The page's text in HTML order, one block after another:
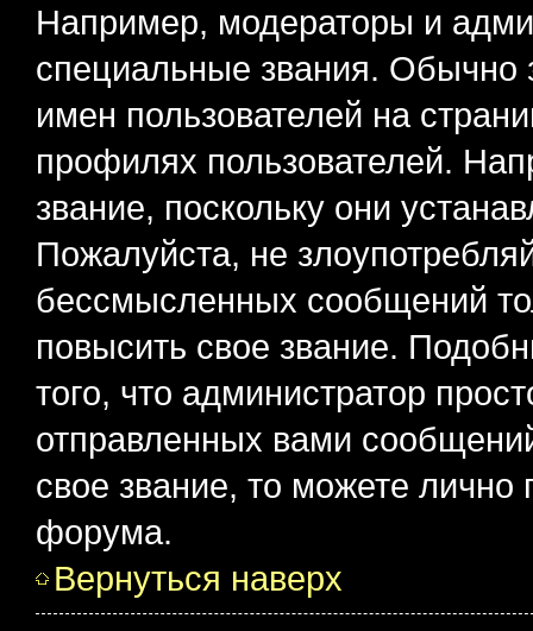
Например, модераторы и
специальные звания. Обычно
имен пользователей на
профилях пользователей.
звание, поскольку они
Пожалуйста, не
бессмысленных сообщений
повысить свое звание.
того, что администратор
отправленных вами
свое звание, то можете лично
форума.
Вернуться наверх